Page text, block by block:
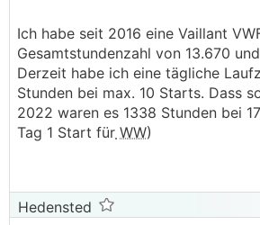
Ich habe seit 2016 eine Vaillant
Gesamtstundenzahl von 13.670
Derzeit habe ich eine tägliche
Stunden bei max. 10 Starts. Dass
2022 waren es 1338 Stunden bei
Tag 1 Start für WW)
Hedensted